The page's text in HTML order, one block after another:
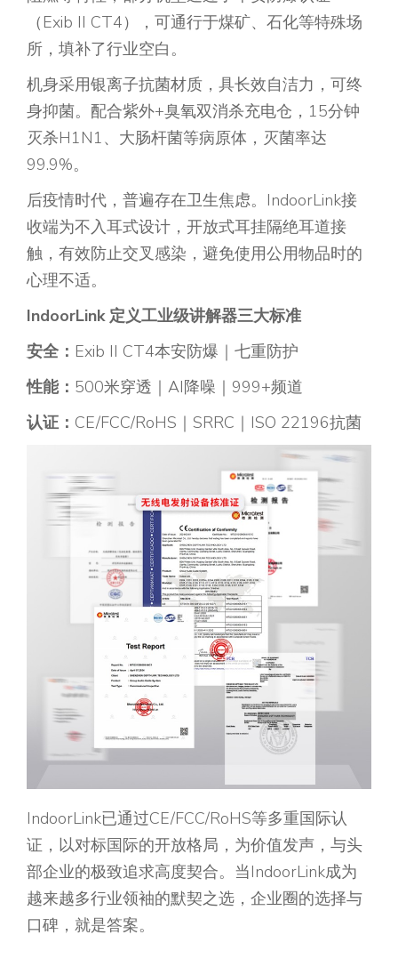
（Exib II CT4），可通行于煤矿、石化等特殊场
所，填补了行业空白。
机身采用银离子抗菌材质，具长效自洁力，可终
身抑菌。配合紫外+臭氧双消杀充电仓，15分钟
灭杀H1N1、大肠杆菌等病原体，灭菌率达
99.9%。
后疫情时代，普遍存在卫生焦虑。IndoorLink接
收端为不入耳式设计，开放式耳挂隔绝耳道接
触，有效防止交叉感染，避免使用公用物品时的
心理不适。
IndoorLink 定义工业级讲解器三大标准
安全： Exib II CT4本安防爆｜七重防护
性能： 500米穿透｜AI降噪｜999+频道
认证： CE/FCC/RoHS｜SRRC｜ISO 22196抗菌
IndoorLink已通过CE/FCC/RoHS等多重国际认
证，以对标国际的开放格局，为价值发声，与头
部企业的极致追求高度契合。当IndoorLink成为
越来越多行业领袖的默契之选，企业圈的选择与
口碑，就是答案。